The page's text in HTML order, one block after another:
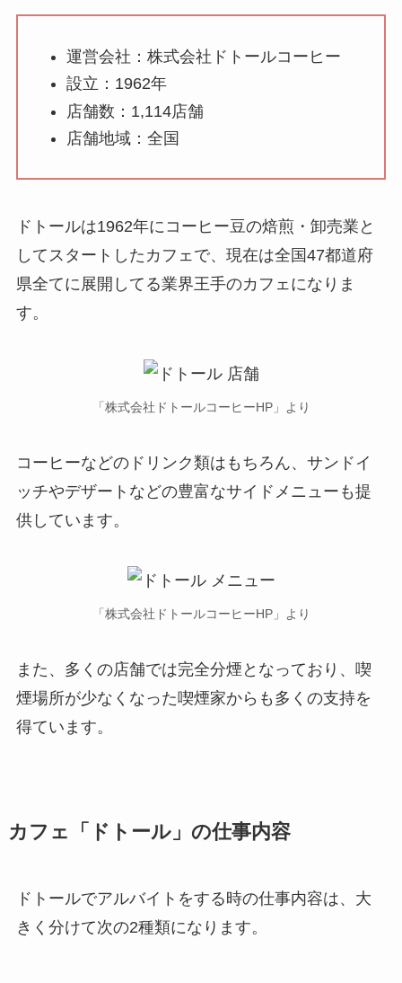
運営会社：株式会社ドトールコーヒー
設立：1962年
店舗数：1,114店舗
店舗地域：全国
ドトールは1962年にコーヒー豆の焙煎・卸売業と
してスタートしたカフェで、現在は全国47都道府
県全てに展開してる業界王手のカフェになりま
す。
「株式会社ドトールコーヒーHP」より
コーヒーなどのドリンク類はもちろん、サンドイ
ッチやデザートなどの豊富なサイドメニューも提
供しています。
「株式会社ドトールコーヒーHP」より
また、多くの店舗では完全分煙となっており、喫
煙場所が少なくなった喫煙家からも多くの支持を
得ています。
カフェ「ドトール」の仕事内容
ドトールでアルバイトをする時の仕事内容は、大
きく分けて次の2種類になります。